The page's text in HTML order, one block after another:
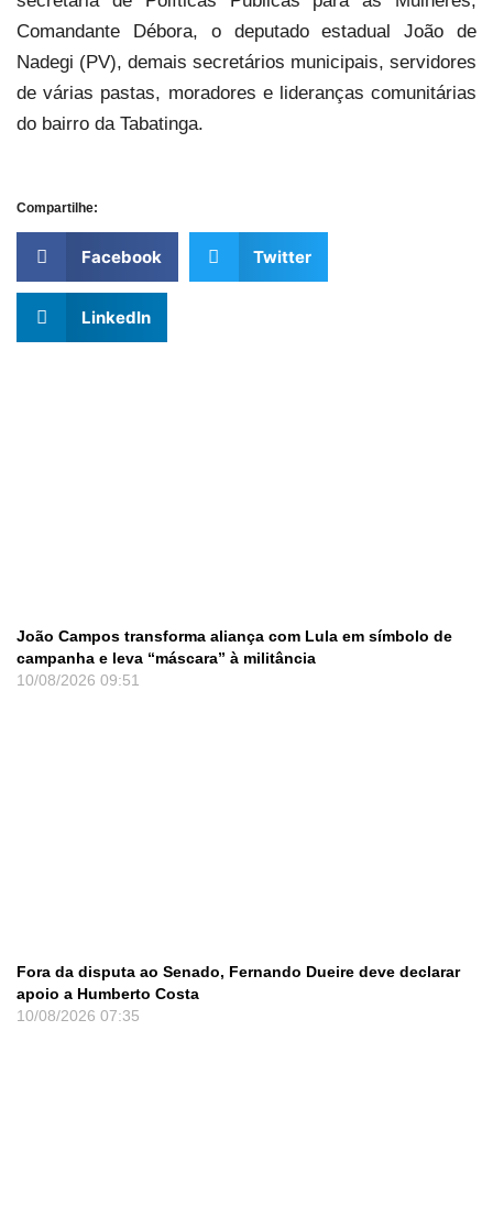
Comandante Débora, o deputado estadual João de
Nadegi (PV), demais secretários municipais, servidores
de várias pastas, moradores e lideranças comunitárias
do bairro da Tabatinga.
Compartilhe:
Facebook Twitter
LinkedIn
João Campos transforma aliança com Lula em símbolo de
campanha e leva “máscara” à militância
10/08/2026 09:51
Fora da disputa ao Senado, Fernando Dueire deve declarar
apoio a Humberto Costa
10/08/2026 07:35